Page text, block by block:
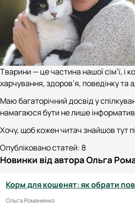
Тварини — це частина нашої сім’ї,
харчування, здоров’я, поведінку та
Маю багаторічний досвід у
намагаюся бути не лише
Хочу, щоб кожен читач знайшов тут
Опубліковано статей: 8
Новинки від автора Ольга
Корм для кошенят: як обрати
Ольга Романенко